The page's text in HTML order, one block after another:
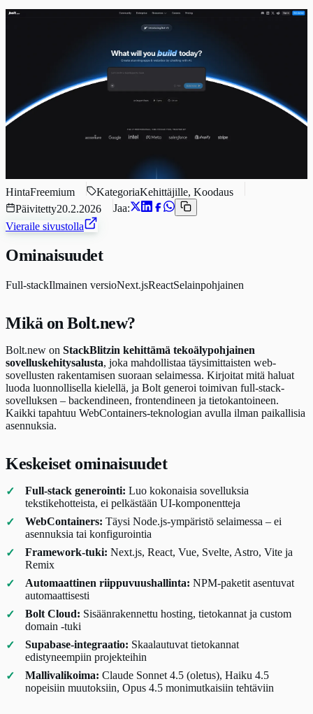
HintaFreemium KategoriaKehittäjille, Koodaus
Päivitetty20.2.2026
Jaa:
Vieraile sivustolla
Ominaisuudet
Full-stackIlmainen versioNext.jsReactSelainpohjainen
Mikä on Bolt.new?
Bolt.new on StackBlitzin kehittämä tekoälypohjainen
sovelluskehitysalusta, joka mahdollistaa täysimittaisten web-
sovellusten rakentamisen suoraan selaimessa. Kirjoitat mitä haluat
luoda luonnollisella kielellä, ja Bolt generoi toimivan full-stack-
sovelluksen – backendineen, frontendineen ja tietokantoineen.
Kaikki tapahtuu WebContainers-teknologian avulla ilman paikallisia
asennuksia.
Keskeiset ominaisuudet
Full-stack generointi: Luo kokonaisia sovelluksia
tekstikehotteista, ei pelkästään UI-komponentteja
WebContainers: Täysi Node.js-ympäristö selaimessa – ei
asennuksia tai konfigurointia
Framework-tuki: Next.js, React, Vue, Svelte, Astro, Vite ja
Remix
Automaattinen riippuvuushallinta: NPM-paketit asentuvat
automaattisesti
Bolt Cloud: Sisäänrakennettu hosting, tietokannat ja custom
domain -tuki
Supabase-integraatio: Skaalautuvat tietokannat
edistyneempiin projekteihin
Mallivalikoima: Claude Sonnet 4.5 (oletus), Haiku 4.5
nopeisiin muutoksiin, Opus 4.5 monimutkaisiin tehtäviin